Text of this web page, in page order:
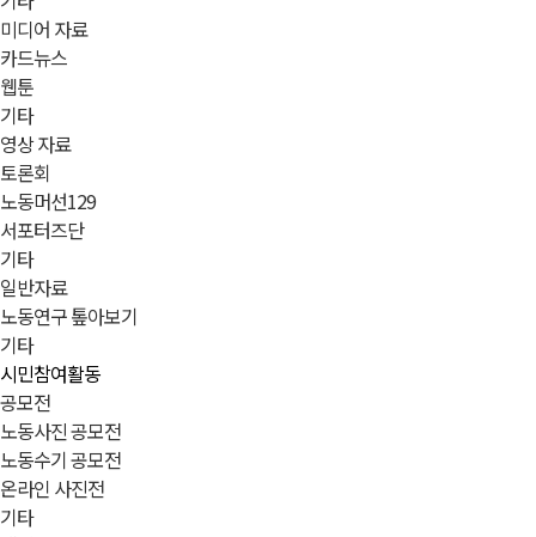
미디어 자료
카드뉴스
웹툰
기타
영상 자료
토론회
노동머선129
서포터즈단
기타
일반자료
노동연구 톺아보기
기타
시민참여활동
공모전
노동사진 공모전
노동수기 공모전
온라인 사진전
기타